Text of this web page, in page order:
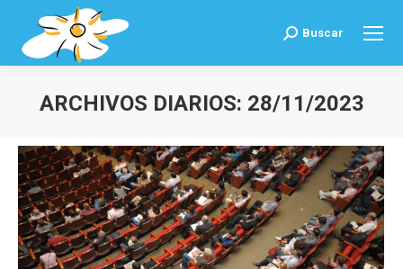
Buscar:
Buscar
ARCHIVOS DIARIOS: 28/11/2023